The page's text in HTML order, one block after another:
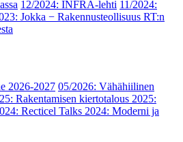
12/2024: INFRA-lehti 11/2024:
Jokka − Rakennusteollisuus RT:n
2026-2027 05/2026: Vähähiilinen
Rakentamisen kiertotalous 2025:
Recticel Talks 2024: Moderni ja